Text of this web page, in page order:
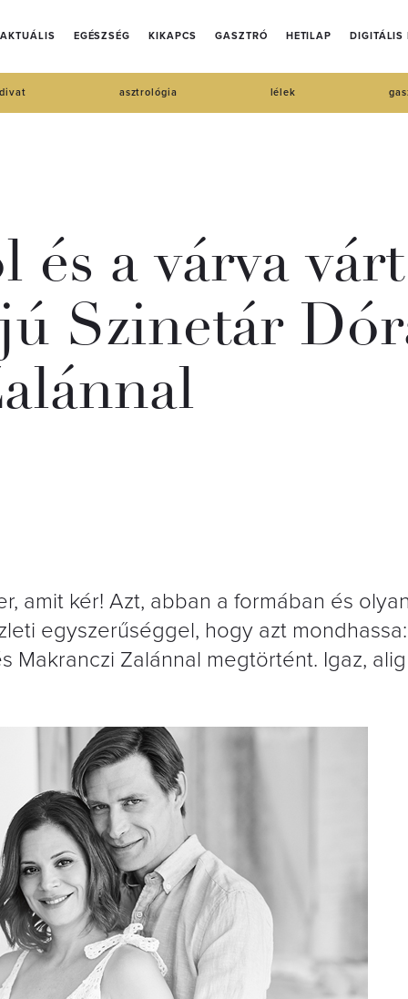
AKTUÁLIS EGÉSZSÉG KIKAPCS GASZTRÓ HETILAP DIGITÁLIS
divat asztrológia lélek
és a várva
Szinetár
amit kér! Azt, abban a formában és olyan
egyszerűséggel, hogy azt
Makranczi Zalánnal megtörtént. Igaz,